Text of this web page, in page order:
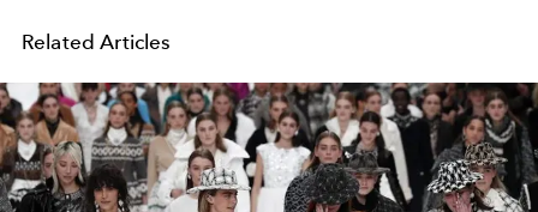
Related Articles